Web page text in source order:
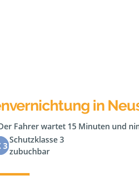
in
Fahrer wartet 15 Minuten und
Schutzklasse 3
zubuchbar